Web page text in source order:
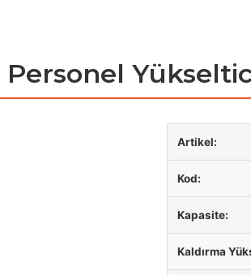
Artikel:
Kod:
Kapasite:
Kaldırma